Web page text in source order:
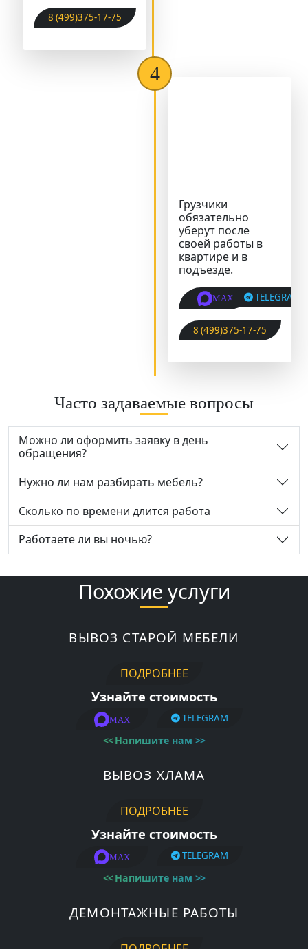
8 (499)375-17-75
Грузчики
обязательно
уберут после
своей работы в
квартире и в
подъезде.
MAX TELEGRAM
8 (499)375-17-75
Часто задаваемые вопросы
Можно ли оформить заявку в день
обращения?
Нужно ли нам разбирать мебель?
Сколько по времени длится работа
Работаете ли вы ночью?
Похожие услуги
ВЫВОЗ СТАРОЙ МЕБЕЛИ
ПОДРОБНЕЕ
Узнайте стоимость
MAX TELEGRAM
<<Напишите нам >>
ВЫВОЗ ХЛАМА
ПОДРОБНЕЕ
Узнайте стоимость
MAX TELEGRAM
<<Напишите нам >>
ДЕМОНТАЖНЫЕ РАБОТЫ